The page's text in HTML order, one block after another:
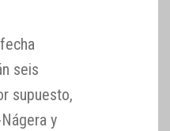
seis
supuesto,
y